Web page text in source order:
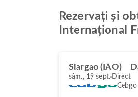
Rezervați și
Internațional
Siargao (IAO)
sâm., 19 sept. Direct
Cebgo